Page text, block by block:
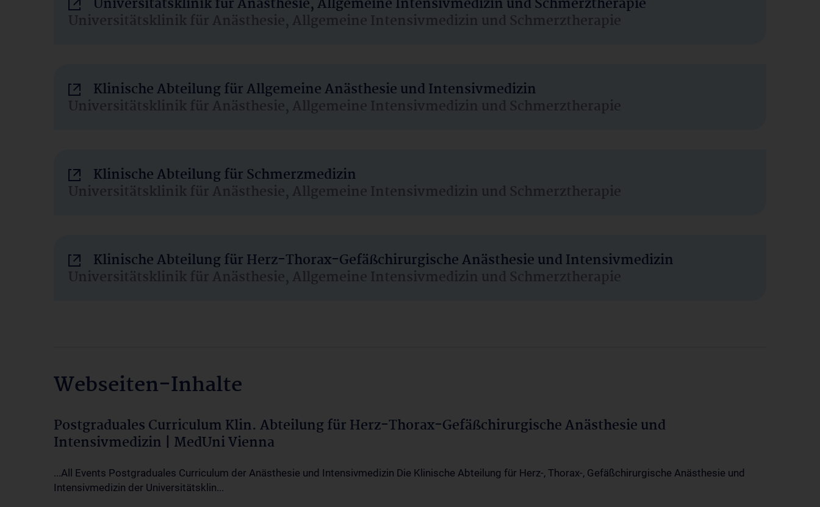
Universitätsklinik für Anästhesie, Allgemeine Intensivmedizin und Schmerztherapie
Klinische Abteilung für Allgemeine Anästhesie und Intensivmedizin
Universitätsklinik für Anästhesie, Allgemeine Intensivmedizin und Schmerztherapie
Klinische Abteilung für Schmerzmedizin
Universitätsklinik für Anästhesie, Allgemeine Intensivmedizin und Schmerztherapie
Klinische Abteilung für Herz-Thorax-Gefäßchirurgische Anästhesie und Intensivmedizin
Universitätsklinik für Anästhesie, Allgemeine Intensivmedizin und Schmerztherapie
Webseiten-Inhalte
Postgraduales Curriculum Klin. Abteilung für Herz-Thorax-Gefäßchirurgische Anästhesie und
Intensivmedizin | MedUni Vienna
...All Events Postgraduales Curriculum der Anästhesie und Intensivmedizin Die Klinische Abteilung für Herz-, Thorax-, Gefäßchirurgische Anästhesie und
Intensivmedizin der Universitätsklin...